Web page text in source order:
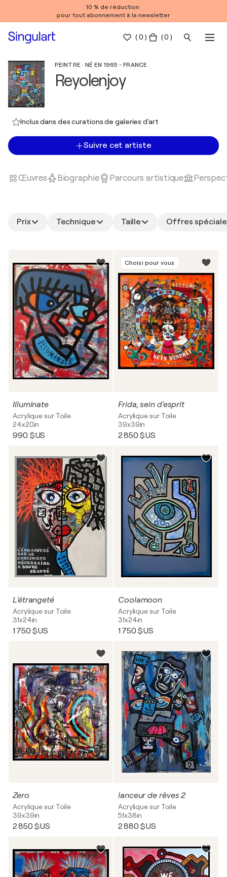
10 % de réduction
pour tout abonnement à la newsletter
(0 ) ( 0 )
PEINTRE · NÉ EN 1965 - FRANCE
Reyolenjoy
Inclus dans des curations de galeries d'art
Suivre cet artiste
Œuvres Biographie Parcours artistique
Prix Technique Taille Offres
Illuminate
Acrylique sur Toile
24x20in
990 $US
Choisi pour vous
Frida, sein d'esprit
Acrylique sur Toile
39x39in
2 850 $US
L'étrangeté
Acrylique sur Toile
31x24in
1 750 $US
Coolamoon
Acrylique sur Toile
31x24in
1 750 $US
Zero
Acrylique sur Toile
39x39in
2 850 $US
lanceur de rêves 2
Acrylique sur Toile
51x38in
2 880 $US